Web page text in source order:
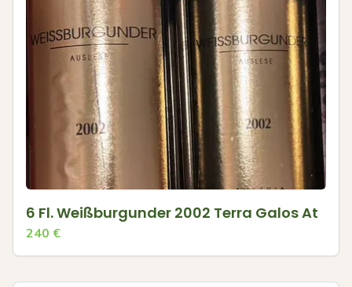
6 Fl. Weißburgunder 2002 Terra Galos At
240 €